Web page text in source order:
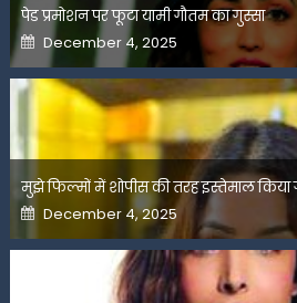
पेड प्रमोशन पर फूटा यामी गौतम का गुस्सा
Posted
on
December 4, 2025
मुझे फिल्मों में शोपीस की तरह इस्तेमाल
Posted
on
December 4, 2025